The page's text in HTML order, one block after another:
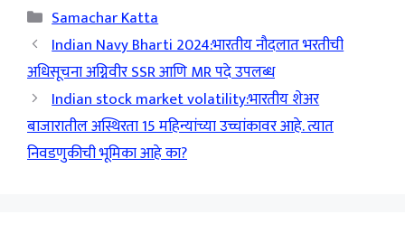
Categories
Samachar Katta
Indian Navy Bharti 2024:भारतीय नौदलात भरतीची
अधिसूचना अग्निवीर SSR आणि MR पदे उपलब्ध
Indian stock market volatility:भारतीय शेअर
बाजारातील अस्थिरता 15 महिन्यांच्या उच्चांकावर आहे. त्यात
निवडणुकीची भूमिका आहे का?